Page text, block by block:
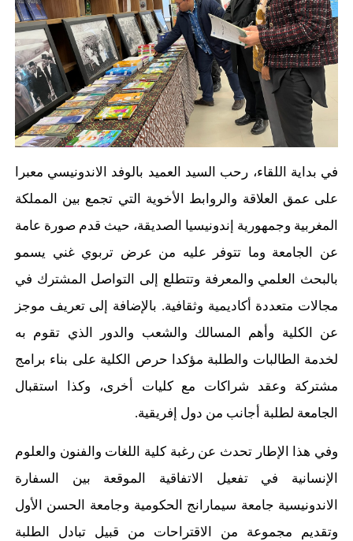
في بداية اللقاء، رحب السيد العميد بالوفد الاندونيسي معبرا
على عمق العلاقة والروابط الأخوية التي تجمع بين المملكة
المغربية وجمهورية إندونيسيا الصديقة، حيث قدم صورة عامة
عن الجامعة وما تتوفر عليه من عرض تربوي غني يسمو
بالبحث العلمي والمعرفة وتتطلع إلى التواصل المشترك في
مجالات متعددة أكاديمية وثقافية. بالإضافة إلى تعريف موجز
عن الكلية وأهم المسالك والشعب والدور الذي تقوم به
لخدمة الطالبات والطلبة مؤكدا حرص الكلية على بناء برامج
مشتركة وعقد شراكات مع كليات أخرى، وكذا استقبال
الجامعة لطلبة أجانب من دول إفريقية.
وفي هذا الإطار تحدث عن رغبة كلية اللغات والفنون والعلوم
الإنسانية في تفعيل الاتفاقية الموقعة بين السفارة
الاندونيسية جامعة سيمارانج الحكومية وجامعة الحسن الأول
وتقديم مجموعة من الاقتراحات من قبيل تبادل الطلبة